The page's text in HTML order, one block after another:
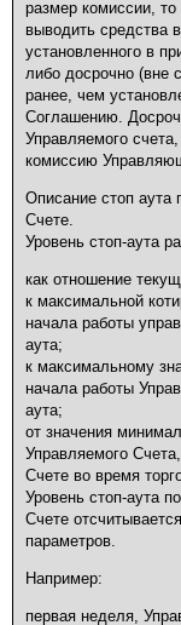
размер комиссии,
выводить средства
установленного в
либо досрочно (вне
ранее, чем
Соглашению.
Управляемого
комиссию
Описание стоп аута
Счете.
Уровень стоп-аута
как отношение
к максимальной
начала работы
аута;
к максимальному
начала работы
аута;
от значения
Управляемого
Счете во время
Уровень стоп-аута
Счете
параметров.
Например:
первая неделя,